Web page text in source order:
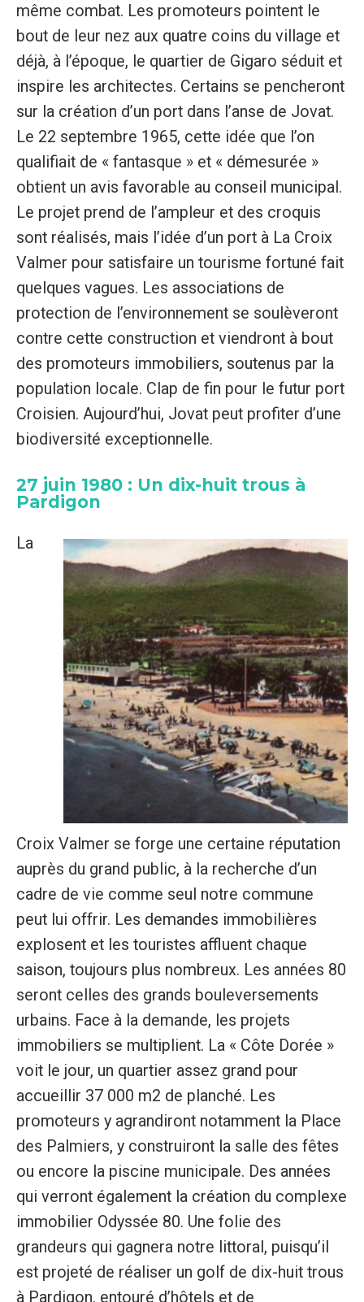
même combat. Les promoteurs pointent le
bout de leur nez aux quatre coins du village et
déjà, à l’époque, le quartier de Gigaro séduit et
inspire les architectes. Certains se pencheront
sur la création d’un port dans l’anse de Jovat.
Le 22 septembre 1965, cette idée que l’on
qualifiait de « fantasque » et « démesurée »
obtient un avis favorable au conseil municipal.
Le projet prend de l’ampleur et des croquis
sont réalisés, mais l’idée d’un port à La Croix
Valmer pour satisfaire un tourisme fortuné fait
quelques vagues. Les associations de
protection de l’environnement se soulèveront
contre cette construction et viendront à bout
des promoteurs immobiliers, soutenus par la
population locale. Clap de fin pour le futur port
Croisien. Aujourd’hui, Jovat peut profiter d’une
biodiversité exceptionnelle.
27 juin 1980 : Un dix-huit trous à
Pardigon
La
Croix Valmer se forge une certaine réputation
auprès du grand public, à la recherche d’un
cadre de vie comme seul notre commune
peut lui offrir. Les demandes immobilières
explosent et les touristes affluent chaque
saison, toujours plus nombreux. Les années 80
seront celles des grands bouleversements
urbains. Face à la demande, les projets
immobiliers se multiplient. La « Côte Dorée »
voit le jour, un quartier assez grand pour
accueillir 37 000 m2 de planché. Les
promoteurs y agrandiront notamment la Place
des Palmiers, y construiront la salle des fêtes
ou encore la piscine municipale. Des années
qui verront également la création du complexe
immobilier Odyssée 80. Une folie des
grandeurs qui gagnera notre littoral, puisqu’il
est projeté de réaliser un golf de dix-huit trous
à Pardigon, entouré d’hôtels et de